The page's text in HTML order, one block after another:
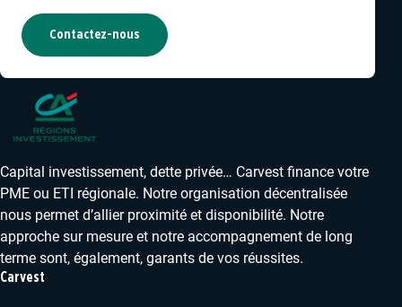
Contactez-nous
Capital investissement, dette privée… Carvest finance votre
PME ou ETI régionale. Notre organisation décentralisée
nous permet d’allier proximité et disponibilité. Notre
approche sur mesure et notre accompagnement de long
terme sont, également, garants de vos réussites.
Carvest